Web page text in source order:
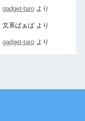
gadget-taroより
文系ばぁばより
gadget-taroより